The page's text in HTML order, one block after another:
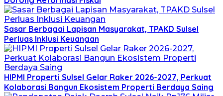
Sasar Berbagai Lapisan Masyarakat, TPAKD Sulsel
Perluas Inklusi Keuangan
HIPMI Properti Sulsel Gelar Raker 2026-2027, Perkuat
Kolaborasi Bangun Ekosistem Properti Berdaya Saing